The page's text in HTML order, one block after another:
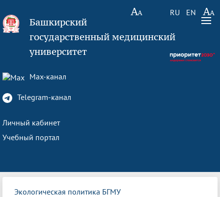
RU EN
Башкирский
государственный медицинский
университет
Max-канал
Telegram-канал
Личный кабинет
Учебный портал
Экологическая политика БГМУ